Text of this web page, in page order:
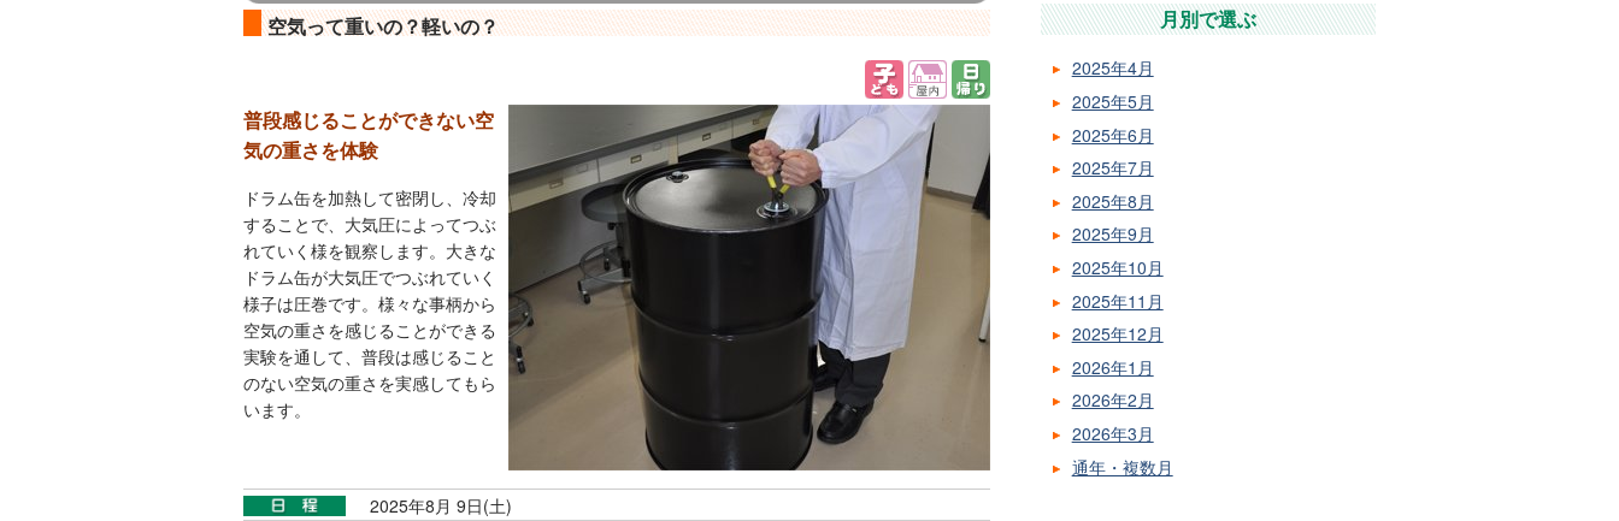
空気って重いの？軽いの？
普段感じることができない空
気の重さを体験
ドラム缶を加熱して密閉し、冷却
することで、大気圧によってつぶ
れていく様を観察します。大きな
ドラム缶が大気圧でつぶれていく
様子は圧巻です。様々な事柄から
空気の重さを感じることができる
実験を通して、普段は感じること
のない空気の重さを実感してもら
います。
2025年8月 9日(土)
月別で選ぶ
2025年4月
2025年5月
2025年6月
2025年7月
2025年8月
2025年9月
2025年10月
2025年11月
2025年12月
2026年1月
2026年2月
2026年3月
通年・複数月